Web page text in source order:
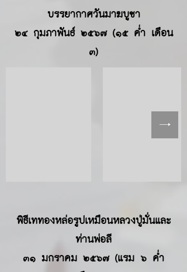
บรรยากาศวันมาฆบูชา
๒๔ กุมภาพันธ์ ๒๕๖๗ (๑๕ ค่ำ เดือน
๓)
พิธีเททองหล่อรูปเหมือนหลวงปู่มั่นและ
ท่านพ่อลี
๓๑ มกราคม ๒๕๖๗ (แรม ๖ ค่ำ